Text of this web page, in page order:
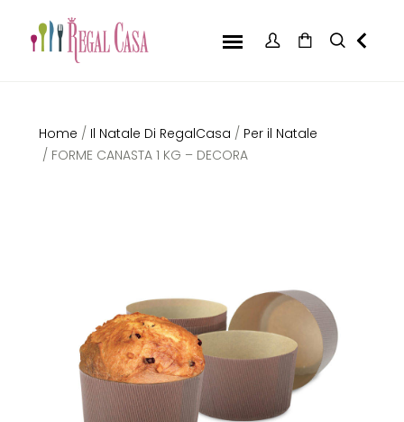
Home / Il Natale Di RegalCasa / Per il Natale
/ FORME CANASTA 1 KG – DECORA